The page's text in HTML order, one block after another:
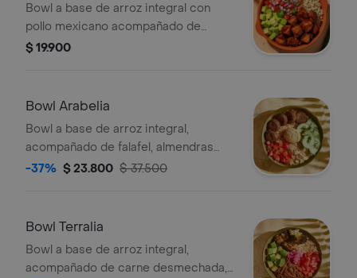
Bowl a base de arroz integral con
pollo mexicano acompañado de
aguacate, pico de gallo y salsa verde .
$ 19.900
Bowl Arabelia
Bowl a base de arroz integral,
acompañado de falafel, almendras
fileteadas, tomate chonto, pepino,
-37% $ 23.800 $ 37.500
Bowl Terralia
Bowl a base de arroz integral,
acompañado de carne desmechada,